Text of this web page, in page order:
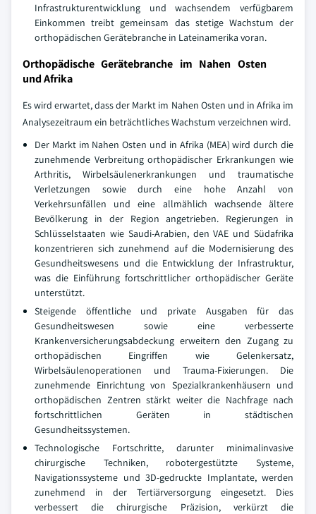
Infrastrukturentwicklung und wachsendem verfügbarem
Einkommen treibt gemeinsam das stetige Wachstum der
orthopädischen Gerätebranche in Lateinamerika voran.
Orthopädische Gerätebranche im Nahen Osten
und Afrika
Es wird erwartet, dass der Markt im Nahen Osten und in Afrika im
Analysezeitraum ein beträchtliches Wachstum verzeichnen wird.
Der Markt im Nahen Osten und in Afrika (MEA) wird durch die
zunehmende Verbreitung orthopädischer Erkrankungen wie
Arthritis, Wirbelsäulenerkrankungen und traumatische
Verletzungen sowie durch eine hohe Anzahl von
Verkehrsunfällen und eine allmählich wachsende ältere
Bevölkerung in der Region angetrieben. Regierungen in
Schlüsselstaaten wie Saudi-Arabien, den VAE und Südafrika
konzentrieren sich zunehmend auf die Modernisierung des
Gesundheitswesens und die Entwicklung der Infrastruktur,
was die Einführung fortschrittlicher orthopädischer Geräte
unterstützt.
Steigende öffentliche und private Ausgaben für das
Gesundheitswesen sowie eine verbesserte
Krankenversicherungsabdeckung erweitern den Zugang zu
orthopädischen Eingriffen wie Gelenkersatz,
Wirbelsäulenoperationen und Trauma-Fixierungen. Die
zunehmende Einrichtung von Spezialkrankenhäusern und
orthopädischen Zentren stärkt weiter die Nachfrage nach
fortschrittlichen Geräten in städtischen
Gesundheitssystemen.
Technologische Fortschritte, darunter minimalinvasive
chirurgische Techniken, robotergestützte Systeme,
Navigationssysteme und 3D-gedruckte Implantate, werden
zunehmend in der Tertiärversorgung eingesetzt. Dies
verbessert die chirurgische Präzision, verkürzt die